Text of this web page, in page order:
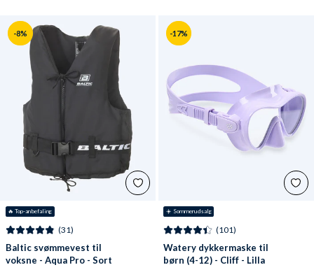
-8%
🔥 Top-anbefaling
(31)
Baltic svømmevest til
voksne - Aqua Pro - Sort
-17%
☀️ Sommerudsalg
(101)
Watery dykkermaske til
børn (4-12) - Cliff - Lilla